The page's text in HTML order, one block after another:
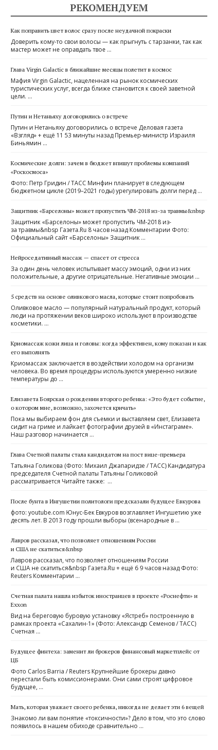
РЕКОМЕНДУЕМ
Как поправить цвет волос сразу после неудачной покраски
Доверить кому-то свои волосы — как прыгнуть с тарзанки, так как
мастер может не оправдать твое …
Глава Virgin Galactic в ближайшие месяцы полетит в космос
Мафия Virgin Galactic, нацеленная на рынок космических
туристических услуг, всегда ближе становится к своей заветной
цели. …
Путин и Нетаньяху договорились о встрече
Путин и Нетаньяху договорились о встрече Деловая газета
«Взгляд» + ещё 11 53 минуты назад Премьер-министр Израиля
Биньямин …
Космические долги: зачем в бюджет впишут проблемы компаний
«Роскосмоса»
Фото: Петр Гридин / ТАСС Минфин планирует в следующем
бюджетном цикле (2019–2021 годы) урегулировать долги перед …
Защитник «Барселоны» может пропустить ЧМ-2018 из-за травмы&nbsp
Защитник «Барселоны» может пропустить ЧМ-2018 из-
за травмы&nbsp Газета.Ru 8 часов назад Комментарии Фото:
Официальный сайт «Барселоны» Защитник …
Нейроседативный массаж — спасет от стресса
За один день человек испытывает массу эмоций, одни из них
положительные, а другие отрицательные. Негативные эмоции …
5 средств на основе оливкового масла, которые стоит попробовать
Оливковое масло — популярный натуральный продукт, который
люди на протяжении веков широко используют в производстве
косметики. …
Криомассаж кожи лица и головы: когда эффективен, кому показан и как
его выполнять
Криомассаж заключается в воздействии холодом на организм
человека. Во время процедуры используются умеренно низкие
температуры до …
Елизавета Боярская о рождении второго ребенка: «Это будет событие,
о котором мне, возможно, захочется кричать»
Пока мы выбираем фон для съемки и выставляем свет, Елизавета
сидит на гриме и лайкает фотографии друзей в «Инстаграме».
Наш разговор начинается …
Глава Счетной палаты стала кандидатом на пост вице-премьера
Татьяна Голикова (Фото: Михаил Джапаридзе / ТАСС) Кандидатура
председателя Счетной палаты Татьяны Голиковой
рассматривается Читайте также: …
После бунта в Ингушетии политологи предсказали будущее Евкурова
фото: youtube.com Юнус-Бек Евкуров возглавляет Ингушетию уже
десять лет. В 2013 году прошли выборы (всенародные в …
Лавров рассказал, что позволяет отношениям России
и США не скатиться&nbsp
Лавров рассказал, что позволяет отношениям России
и США не скатиться&nbsp Газета.Ru + ещё 6 9 часов назад Фото:
Reuters Комментарии …
Счетная палата нашла избыток иностранцев в проекте «Роснефти» и
Exxon
Вид на береговую буровую установку «Ястреб» построенную в
рамках проекта «Сахалин-1» (Фото: Александр Семенов / ТАСС)
Счетная …
Будущее финтеха: заменит ли брокеров финансовый маркетплейс от
ЦБ
Фото Carlos Barria / Reuters Крупнейшие брокеры давно
перестали быть комиссионерами. Они сами строят цифровое
будущее, …
Мать, которая уважает своего ребенка, никогда не делает эти 6 вещей
Знакомо ли вам понятие «токсичности»? Дело в том, что это слово
появилось в нашем обиходе сравнительно …